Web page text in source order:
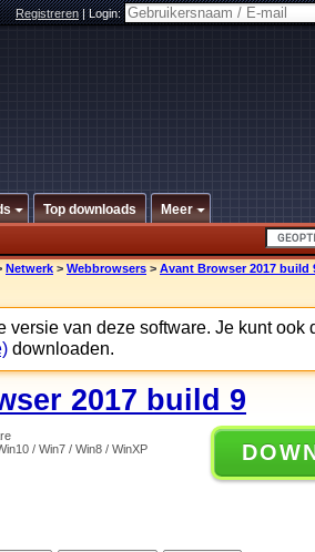
Registreren|Login:
Top downloads Meer
Netwerk > Webbrowsers > Avant Browser 2017 build
versie van deze software. Je kunt ook
downloaden.
2017 build 9
/ Win7 / Win8 / WinXP